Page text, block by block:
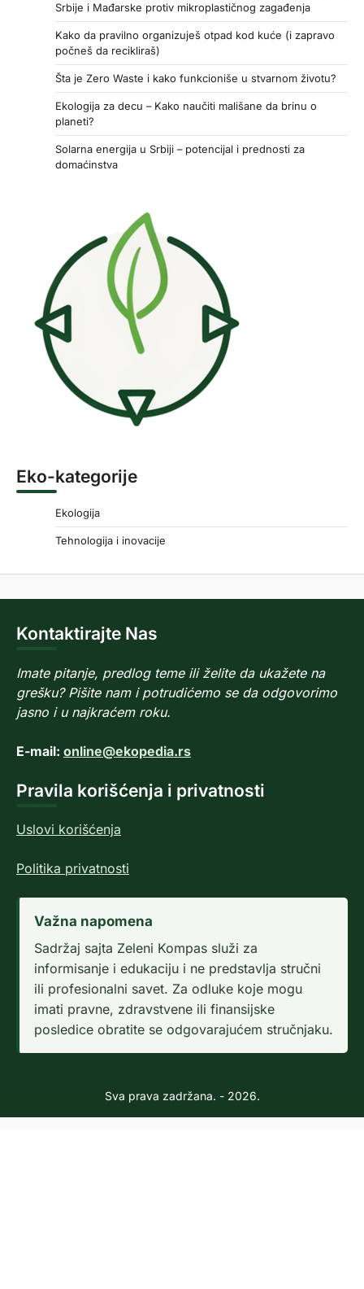
Srbije i Mađarske protiv mikroplastičnog zagađenja
Kako da pravilno organizuješ otpad kod kuće (i zapravo
počneš da recikliraš)
Šta je Zero Waste i kako funkcioniše u stvarnom životu?
Ekologija za decu – Kako naučiti mališane da brinu o
planeti?
Solarna energija u Srbiji – potencijal i prednosti za
domaćinstva
Eko-kategorije
Ekologija
Tehnologija i inovacije
Kontaktirajte Nas
Imate pitanje, predlog teme ili želite da ukažete na
grešku? Pišite nam i potrudićemo se da odgovorimo
jasno i u najkraćem roku.
E-mail: online@ekopedia.rs
Pravila korišćenja i privatnosti
Uslovi korišćenja
Politika privatnosti
Važna napomena
Sadržaj sajta Zeleni Kompas služi za
informisanje i edukaciju i ne predstavlja stručni
ili profesionalni savet. Za odluke koje mogu
imati pravne, zdravstvene ili finansijske
posledice obratite se odgovarajućem stručnjaku.